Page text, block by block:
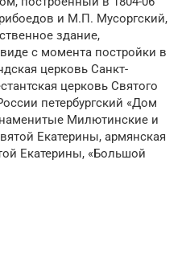
и М.П. Мусоргский,
здание,
с момента постройки в
церковь Санкт-
церковь Святого
петербургский «Дом
Милютинские и
Екатерины, армянская
Екатерины, «Большой